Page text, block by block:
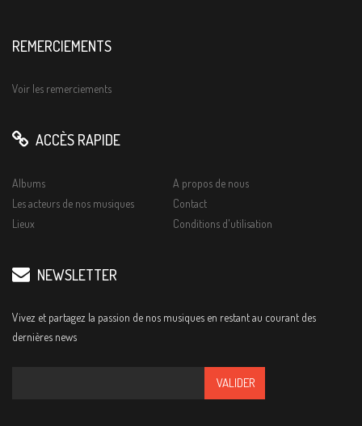
REMERCIEMENTS
Voir les remerciements
ACCÈS RAPIDE
Albums
Les acteurs de nos musiques
Lieux
A propos de nous
Contact
Conditions d'utilisation
NEWSLETTER
Vivez et partagez la passion de nos musiques en restant au courant des
dernières news